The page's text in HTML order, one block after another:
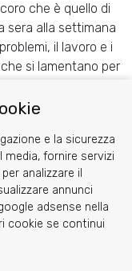
che è quello di
sera alla settimana
il lavoro e i
si lamentano per
e la sicurezza
fornire servizi
analizzare il
annunci
adsense nella
cookie se continui